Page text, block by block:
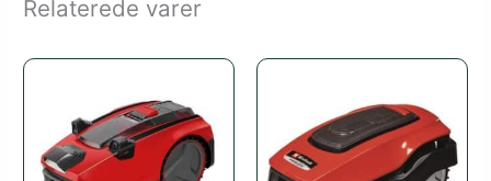
Relaterede varer